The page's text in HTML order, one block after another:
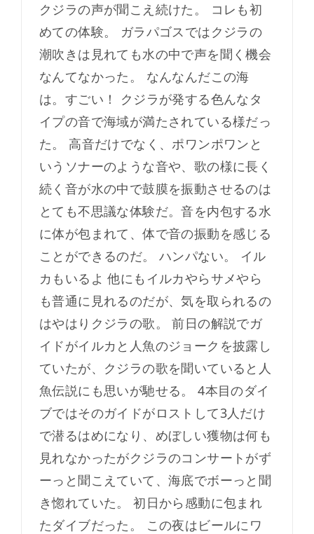
クジラの声が聞こえ続けた。 コレも初
めての体験。 ガラパゴスではクジラの
潮吹きは見れても水の中で声を聞く機会
なんてなかった。 なんなんだこの海
は。すごい！ クジラが発する色んなタ
イプの音で海域が満たされている様だっ
た。 高音だけでなく、ポワンポワンと
いうソナーのような音や、歌の様に長く
続く音が水の中で鼓膜を振動させるのは
とても不思議な体験だ。音を内包する水
に体が包まれて、体で音の振動を感じる
ことができるのだ。 ハンパない。 イル
カもいるよ 他にもイルカやらサメやら
も普通に見れるのだが、気を取られるの
はやはりクジラの歌。 前日の解説でガ
イドがイルカと人魚のジョークを披露し
ていたが、クジラの歌を聞いていると人
魚伝説にも思いが馳せる。 4本目のダイ
ブではそのガイドがロストして3人だけ
で潜るはめになり、めぼしい獲物は何も
見れなかったがクジラのコンサートがず
ーっと聞こえていて、海底でボーっと聞
き惚れていた。 初日から感動に包まれ
たダイブだった。 この夜はビールにワ